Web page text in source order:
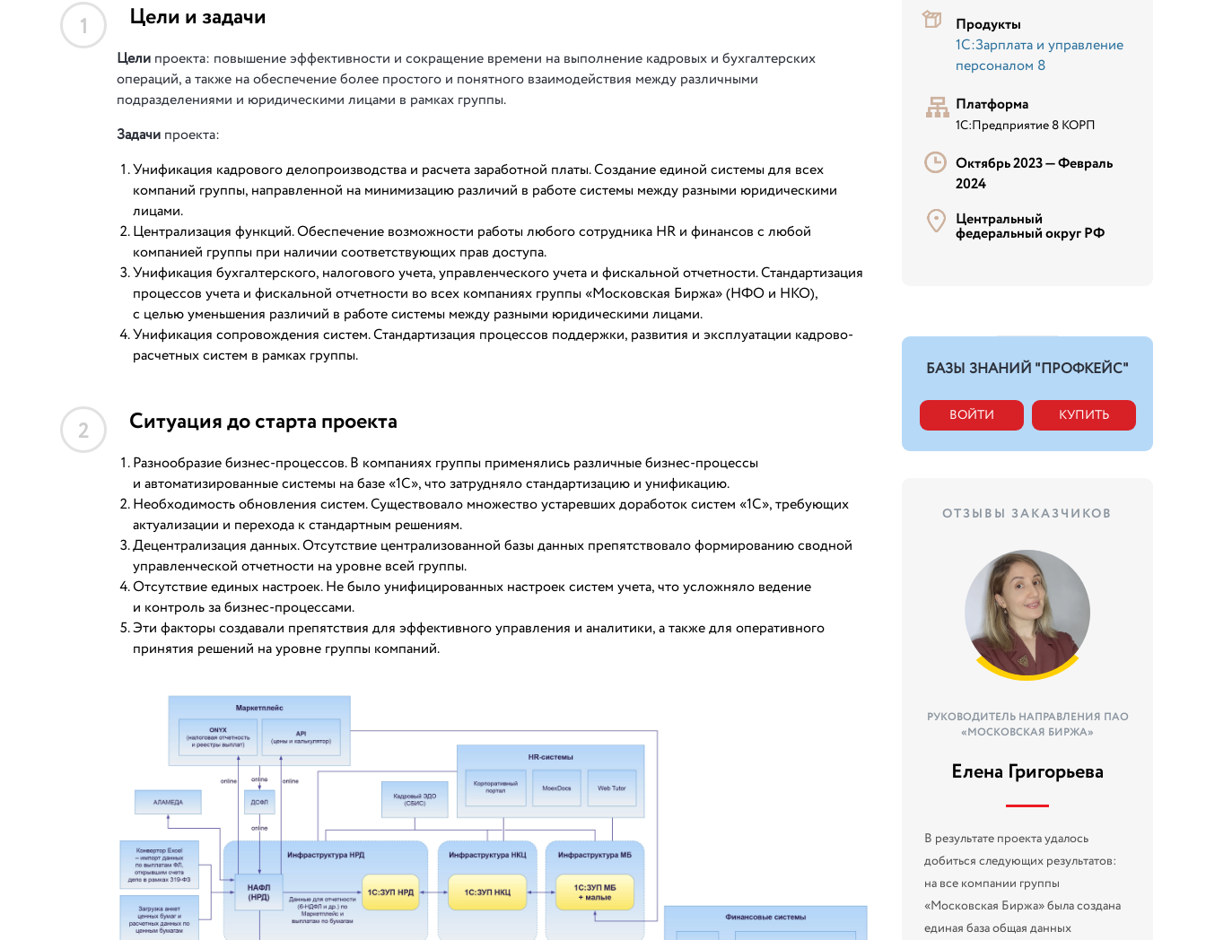
1 Цели и задачи
Цели проекта: повышение эффективности и сокращение времени на выполнение кадровых и бухгалтерских
операций, а также на обеспечение более простого и понятного взаимодействия между различными
подразделениями и юридическими лицами в рамках группы.
Задачи проекта:
Унификация кадрового делопроизводства и расчета заработной платы. Создание единой системы для всех
компаний группы, направленной на минимизацию различий в работе системы между разными юридическими
лицами.
Централизация функций. Обеспечение возможности работы любого сотрудника HR и финансов с любой
компанией группы при наличии соответствующих прав доступа.
Унификация бухгалтерского, налогового учета, управленческого учета и фискальной отчетности. Стандартизация
процессов учета и фискальной отчетности во всех компаниях группы «Московская Биржа» (НФО и НКО),
с целью уменьшения различий в работе системы между разными юридическими лицами.
Унификация сопровождения систем. Стандартизация процессов поддержки, развития и эксплуатации кадрово-
расчетных систем в рамках группы.
2 Ситуация до старта проекта
Разнообразие бизнес-процессов. В компаниях группы применялись различные бизнес-процессы
и автоматизированные системы на базе «1С», что затрудняло стандартизацию и унификацию.
Необходимость обновления систем. Существовало множество устаревших доработок систем «1С», требующих
актуализации и перехода к стандартным решениям.
Децентрализация данных. Отсутствие централизованной базы данных препятствовало формированию сводной
управленческой отчетности на уровне всей группы.
Отсутствие единых настроек. Не было унифицированных настроек систем учета, что усложняло ведение
и контроль за бизнес-процессами.
Эти факторы создавали препятствия для эффективного управления и аналитики, а также для оперативного
принятия решений на уровне группы компаний.
Продукты
1С:Зарплата и управление
персоналом 8
Платформа
1С:Предприятие 8 КОРП
Октябрь 2023 —Февраль
2024
Центральный
федеральный округ РФ
БАЗЫ ЗНАНИЙ "ПРОФКЕЙС"
ВОЙТИ КУПИТЬ
ОТЗЫВЫ ЗАКАЗЧИКОВ
РУКОВОДИТЕЛЬ НАПРАВЛЕНИЯ ПАО
«МОСКОВСКАЯ БИРЖА»
Елена Григорьева
В результате проекта удалось
добиться следующих результатов:
на все компании группы
«Московская Биржа» была создана
единая база общая данных